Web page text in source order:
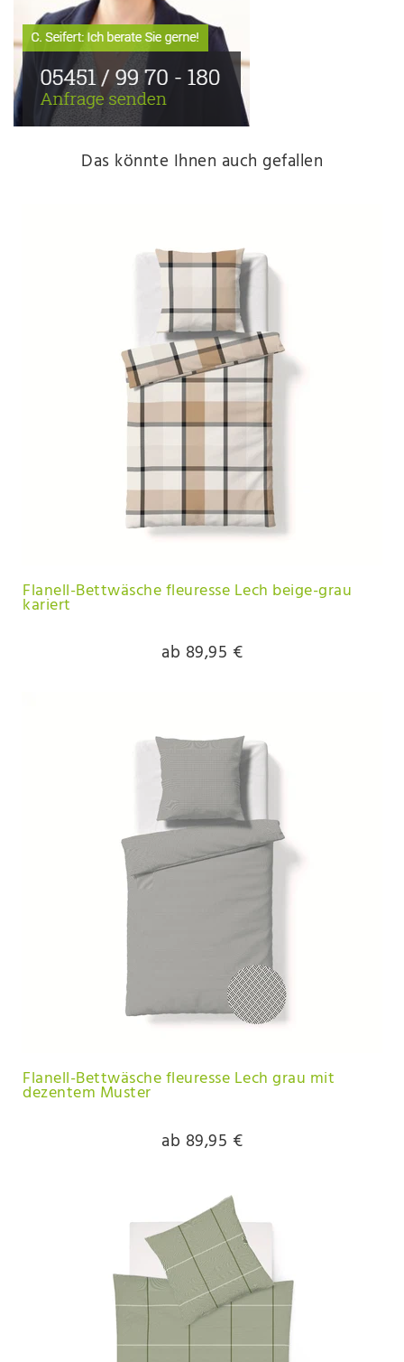
Das könnte Ihnen auch gefallen
Flanell-Bettwäsche fleuresse Lech beige-grau
kariert
ab 89,95 €
Flanell-Bettwäsche fleuresse Lech grau mit
dezentem Muster
ab 89,95 €